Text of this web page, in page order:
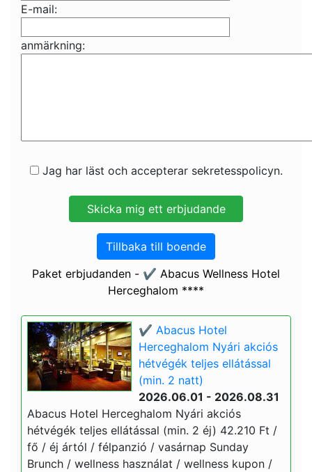
E-mail:
anmärkning:
Jag har läst och accepterar sekretesspolicyn.
Tillbaka till boende
Paket erbjudanden - ✔️ Abacus Wellness Hotel
Herceghalom ****
✔️ Abacus Hotel
Herceghalom Nyári akciós
hétvégék teljes ellátással
(min. 2 natt)
2026.06.01 - 2026.08.31
Abacus Hotel Herceghalom Nyári akciós
hétvégék teljes ellátással (min. 2 éj) 42.210 Ft /
fő / éj ártól / félpanzió / vasárnap Sunday
Brunch / wellness használat / wellness kupon /